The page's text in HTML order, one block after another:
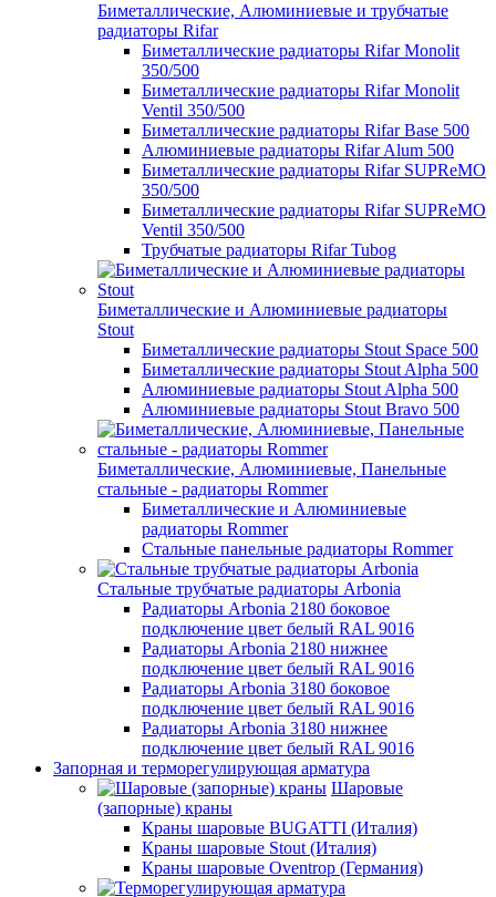
Биметаллические, Алюминиевые и трубчатые
радиаторы Rifar
Биметаллические радиаторы Rifar Monolit
350/500
Биметаллические радиаторы Rifar Monolit
Ventil 350/500
Биметаллические радиаторы Rifar Base 500
Алюминиевые радиаторы Rifar Alum 500
Биметаллические радиаторы Rifar SUPReMO
350/500
Биметаллические радиаторы Rifar SUPReMO
Ventil 350/500
Трубчатые радиаторы Rifar Tubog
Биметаллические и Алюминиевые радиаторы
Stout
Биметаллические радиаторы Stout Space 500
Биметаллические радиаторы Stout Alpha 500
Алюминиевые радиаторы Stout Alpha 500
Алюминиевые радиаторы Stout Bravo 500
Биметаллические, Алюминиевые, Панельные
стальные - радиаторы Rommer
Биметаллические и Алюминиевые
радиаторы Rommer
Стальные панельные радиаторы Rommer
Стальные трубчатые радиаторы Arbonia
Радиаторы Arbonia 2180 боковое
подключение цвет белый RAL 9016
Радиаторы Arbonia 2180 нижнее
подключение цвет белый RAL 9016
Радиаторы Arbonia 3180 боковое
подключение цвет белый RAL 9016
Радиаторы Arbonia 3180 нижнее
подключение цвет белый RAL 9016
Запорная и терморегулирующая арматура
Шаровые
(запорные) краны
Краны шаровые BUGATTI (Италия)
Краны шаровые Stout (Италия)
Краны шаровые Oventrop (Германия)